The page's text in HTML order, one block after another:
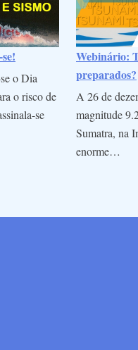
o Dia
o risco de
se
Webinário:
preparados?
A 26 de
magnitude
Sumatra, na
enorme…